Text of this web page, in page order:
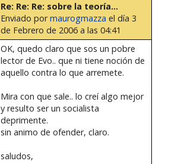
Re: Re: Re: sobre la teoría...
Enviado pormaurogmazza el día 3
de Febrero de 2006 a las 04:41
OK, quedo claro que sos un pobre
lector de Evo.. que ni tiene noción de
aquello contra lo que arremete.
Mira con que sale.. lo creí algo mejor
y resulto ser un socialista
deprimente.
sin animo de ofender, claro.
saludos,